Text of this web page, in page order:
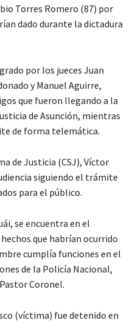
Torres Romero (87) por
dado durante la dictadura
por los jueces Juan
y Manuel Aguirre,
que fueron llegando a la
de Asunción, mientras
de forma telemática.
de Justicia (CSJ), Víctor
siguiendo el trámite
para el público.
se encuentra en el
que habrían ocurrido
cumplía funciones en el
de la Policía Nacional,
Coronel.
(víctima) fue detenido en